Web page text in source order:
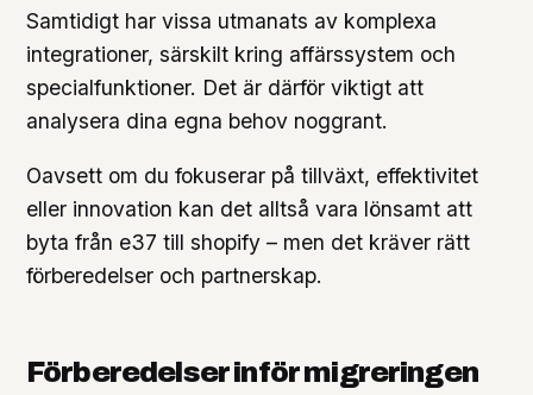
Samtidigt har vissa utmanats av komplexa
integrationer, särskilt kring affärssystem och
specialfunktioner. Det är därför viktigt att
analysera dina egna behov noggrant.
Oavsett om du fokuserar på tillväxt, effektivitet
eller innovation kan det alltså vara lönsamt att
byta från e37 till shopify – men det kräver rätt
förberedelser och partnerskap.
Förberedelser inför migreringen